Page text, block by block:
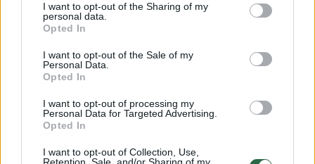
I want to opt-out of the Sharing of my
personal data.
Opted In
I want to opt-out of the Sale of my
Personal Data.
Opted In
I want to opt-out of processing my
Personal Data for Targeted Advertising.
Opted In
I want to opt-out of Collection, Use,
Retention, Sale, and/or Sharing of my